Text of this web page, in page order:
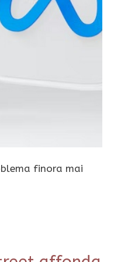
finora mai